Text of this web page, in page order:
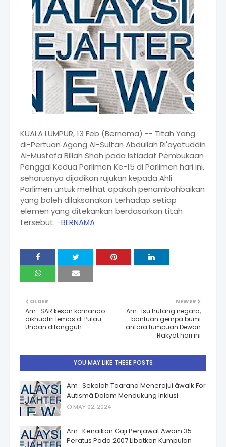
KUALA LUMPUR, 13 Feb (Bernama) -- Titah Yang
di-Pertuan Agong Al-Sultan Abdullah Ri'ayatuddin
Al-Mustafa Billah Shah pada Istiadat Pembukaan
Penggal Kedua Parlimen Ke-15 di Parlimen hari ini,
seharusnya dijadikan rujukan kepada Ahli
Parlimen untuk melihat apakah penambahbaikan
yang boleh dilaksanakan terhadap setiap
elemen yang ditekankan berdasarkan titah
tersebut. -BERNAMA
NEWER
Am : Isu hutang negara,
bantuan gempa bumi
antara tumpuan Dewan
Rakyat hari ini
OLDER
Am : SAR kesan komando
dikhuatiri lemas di Pulau
Undan ditangguh
YOU MAY LIKE THESE POSTS
Am : Sekolah Taarana Menerajui âwalk For
Autismâ Dalam Mendukung Inklusi
MAY 02, 2024
Am : Kenaikan Gaji Penjawat Awam 35
Peratus Pada 2007 Libatkan Kumpulan